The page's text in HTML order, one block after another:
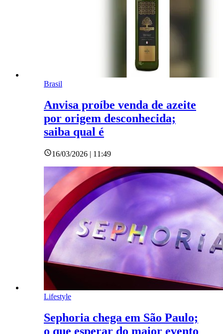
Brasil
Anvisa proíbe venda de azeite
por origem desconhecida;
saiba qual é
16/03/2026 | 11:49
Lifestyle
Sephoria chega em São Paulo;
o que esperar do maior evento